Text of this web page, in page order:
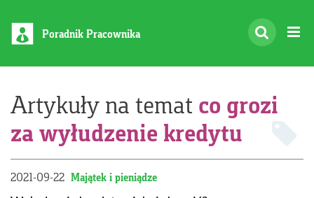
Poradnik Pracownika
Artykuły na temat co grozi
za wyłudzenie kredytu
2021-09-22 Majątek i pieniądze